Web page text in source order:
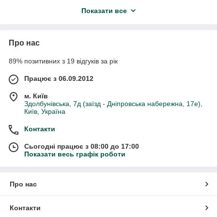
Самовивіз, відправка по Україні
менеджера.
Відвантаження плитного матеріалу виконується
меблів, сходів, стільниць, підвіконь, полиць.
Показати все
Про нас
89% позитивних з 19 відгуків за рік
Працює з 06.09.2012
м. Київ
Здолбунівська, 7д (заїзд - Дніпровська набережна, 17е),
Київ, Україна
Контакти
Сьогодні працює з 08:00 до 17:00
Показати весь графік роботи
Про нас
Контакти